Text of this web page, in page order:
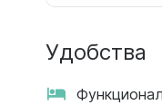
Удобства